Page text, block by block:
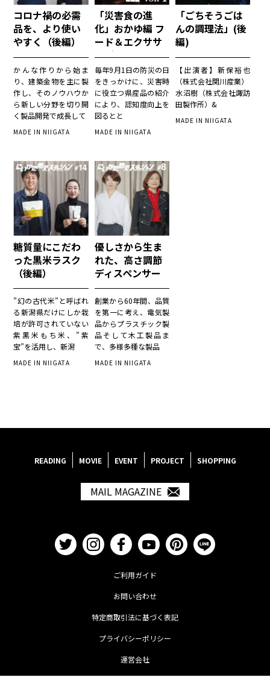
コロナ禍の必需
品を、より使い
やすく（後編）
かんな作りから始ま
り、建築金物を主に製
作し、そのノウハウか
ら新しい分野を切り開
く製品開発で成長して
MADE IN NIIGATA
「災害食の進
化」おかゆ編 フ
ード＆エクササ
イズワークショ
ップ
毎年9月1日の防災の日
をきっかけに、災害時
に役立つ県産品の紹介
により、認知度向上を
図るとと
MADE IN NIIGATA
「ごちそうごは
んの調理法」(後
編)
【出演者】新保裕也
（株式会社関川産業）
水沼樹（株式会社諏訪
田製作所）&
MADE IN NIIGATA
糖質量にこだわ
った黒米ラスク
（後編）
”幻の古代米”と呼ばれ
る新潟県だけにしか栽
培が許可されていない
紫黒米もち米、”紫
宝”を活用し、新潟
MADE IN NIIGATA
優しさから生ま
れた、高さ調節
ディスペンサー
（前編）
創業から60年間、品質
を第一に考え、電気製
品からプラスチック製
品そして木工製品ま
で、多様多種な製品
MADE IN NIIGATA
READING MOVIE EVENT PROJECT SHOPPING
MAIL MAGAZINE
ご利用ガイド
お問い合わせ
特定商取引法に基づく表記
プライバシーポリシー
運営会社